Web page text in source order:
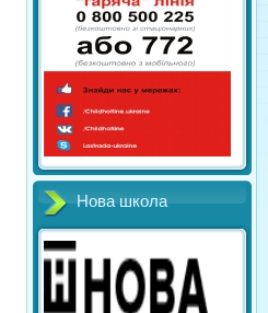
Нова школа